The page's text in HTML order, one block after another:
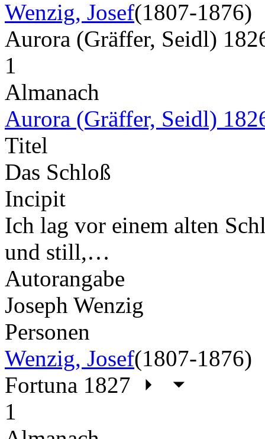
Wenzig, Josef(1807-1876)
Aurora (Gräffer, Seidl)
1
Almanach
Aurora (Gräffer, Seidl)
Titel
Das Schloß
Incipit
Ich lag vor einem alten
und still,…
Autorangabe
Joseph Wenzig
Personen
Wenzig, Josef(1807-1876)
Fortuna 1827
1